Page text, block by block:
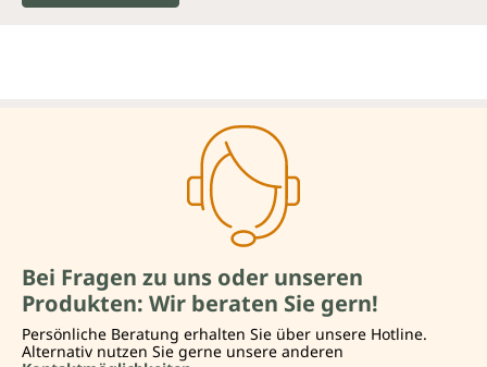
Bei Fragen zu uns oder unseren
Produkten: Wir beraten Sie gern!
Persönliche Beratung erhalten Sie über unsere Hotline.
Alternativ nutzen Sie gerne unsere anderen